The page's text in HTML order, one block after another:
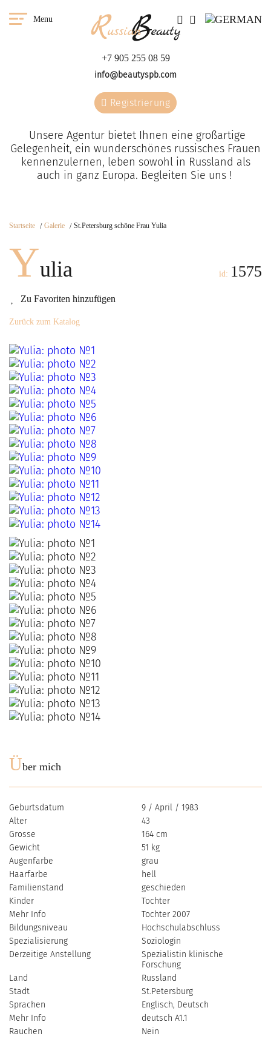
Menu
+7 905 255 08 59
info@beautyspb.com
Registrierung
Unsere Agentur bietet Ihnen eine großartige
Gelegenheit, ein wunderschönes russisches Frauen
kennenzulernen, leben sowohl in Russland als
auch in ganz Europa. Begleiten Sie uns !
Startseite Galerie St.Petersburg schöne Frau Yulia
Yulia
Zu Favoriten hinzufügen
id: 1575
Zurück zum Katalog
Über mich
Geburtsdatum
9 / April / 1983
Alter
43
Grosse
164 cm
Gewicht
51 kg
Augenfarbe
grau
Haarfarbe
hell
Familienstand
geschieden
Kinder
Tochter
Mehr Info
Tochter 2007
Bildungsniveau
Hochschulabschluss
Spezialisierung
Soziologin
Derzeitige Anstellung
Spezialistin klinische
Forschung
Land
Russland
Stadt
St.Petersburg
Sprachen
Englisch, Deutsch
Mehr Info
deutsch A1.1
Rauchen
Nein